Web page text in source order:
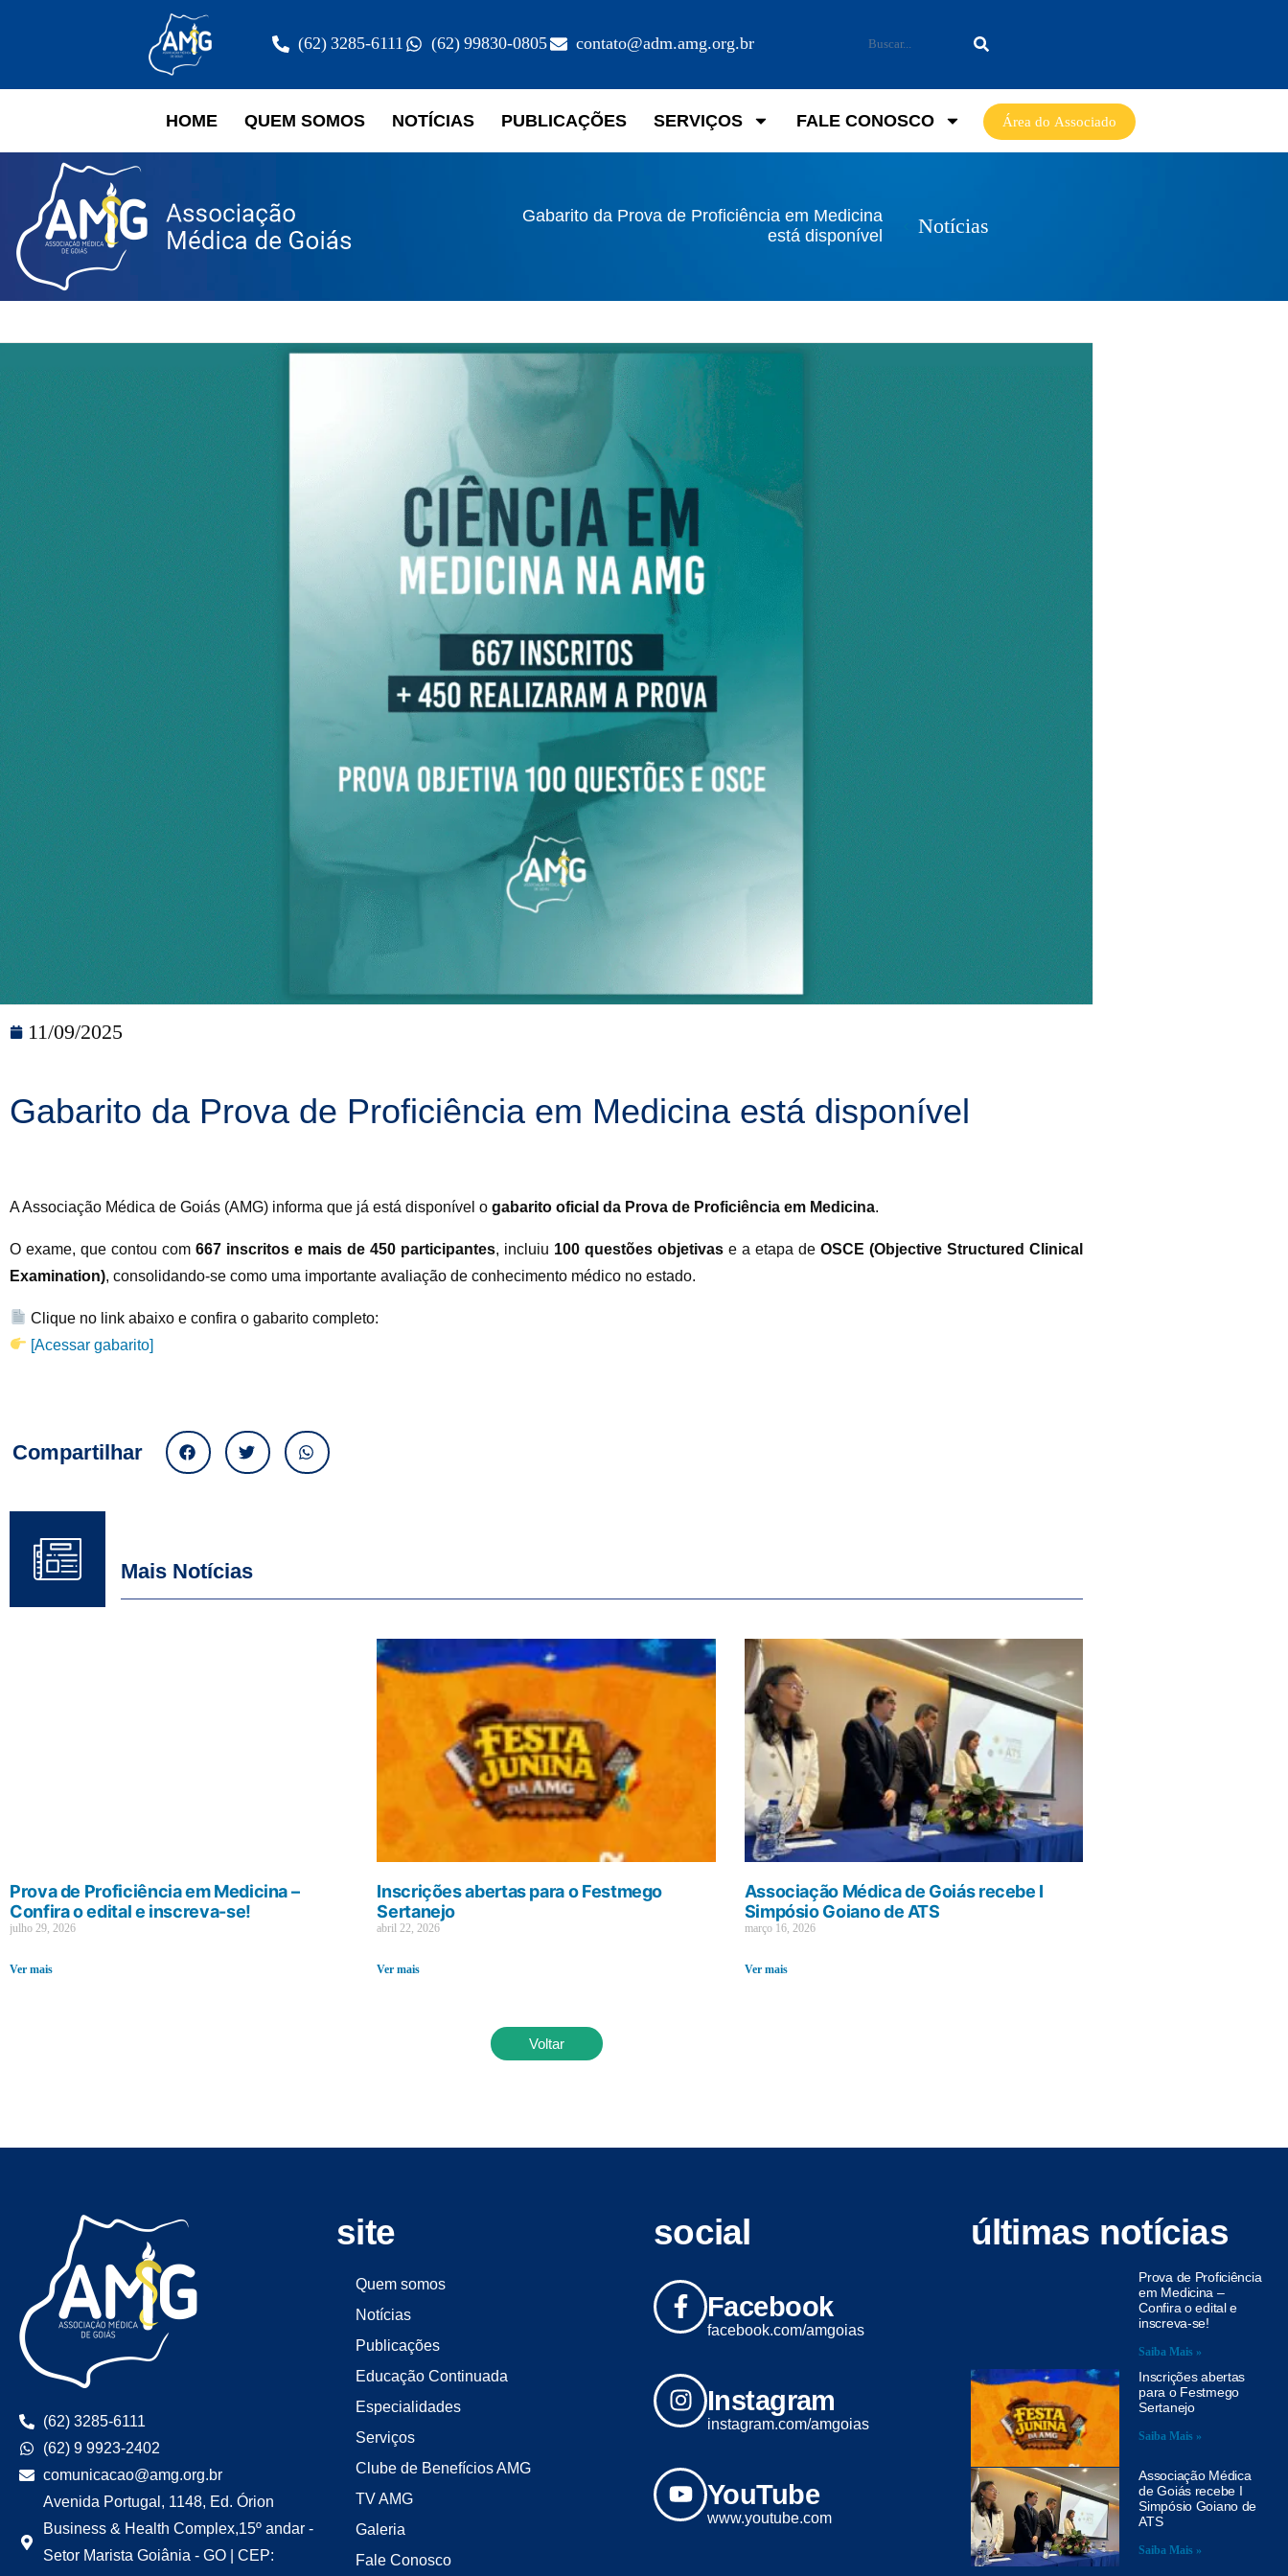
(62) 3285-6111 (62) 99830-0805 contato@adm.amg.org.br
HOME QUEM SOMOS NOTÍCIAS PUBLICAÇÕES SERVIÇOS FALE CONOSCO Área do Associado
Gabarito da Prova de Proficiência em Medicina
está disponível
Notícias
11/09/2025
Gabarito da Prova de Proficiência em Medicina está disponível
A Associação Médica de Goiás (AMG) informa que já está disponível o gabarito oficial da Prova de Proficiência em Medicina.
O exame, que contou com 667 inscritos e mais de 450 participantes, incluiu 100 questões objetivas e a etapa de OSCE (Objective Structured Clinical
Examination), consolidando-se como uma importante avaliação de conhecimento médico no estado.
Clique no link abaixo e confira o gabarito completo:
[Acessar gabarito]
Compartilhar
Mais Notícias
Prova de Proficiência em Medicina –
Confira o edital e inscreva-se!
julho 29, 2026
Ver mais
Inscrições abertas para o Festmego
Sertanejo
abril 22, 2026
Ver mais
Associação Médica de Goiás recebe I
Simpósio Goiano de ATS
março 16, 2026
Ver mais
Voltar
(62) 3285-6111
(62) 9 9923-2402
comunicacao@amg.org.br
Avenida Portugal, 1148, Ed. Órion
Business & Health Complex,15º andar -
Setor Marista Goiânia - GO | CEP:
site
Quem somos
Notícias
Publicações
Educação Continuada
Especialidades
Serviços
Clube de Benefícios AMG
TV AMG
Galeria
Fale Conosco
social
Facebook
facebook.com/amgoias
Instagram
instagram.com/amgoias
YouTube
www.youtube.com
últimas notícias
Prova de Proficiência
em Medicina –
Confira o edital e
inscreva-se!
Saiba Mais »
Inscrições abertas
para o Festmego
Sertanejo
Saiba Mais »
Associação Médica
de Goiás recebe I
Simpósio Goiano de
ATS
Saiba Mais »